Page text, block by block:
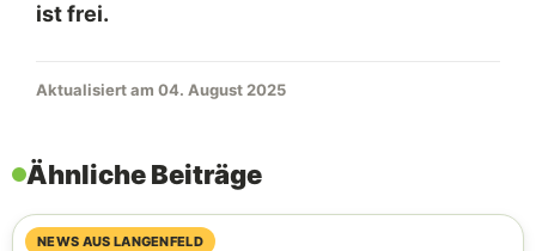
ist frei.
Aktualisiert am 04. August 2025
Ähnliche Beiträge
NEWS AUS LANGENFELD
09. August 2026